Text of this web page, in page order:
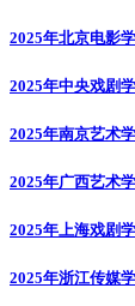
2025年北京电影
2025年中央戏剧
2025年南京艺术
2025年广西艺术
2025年上海戏剧
2025年浙江传媒